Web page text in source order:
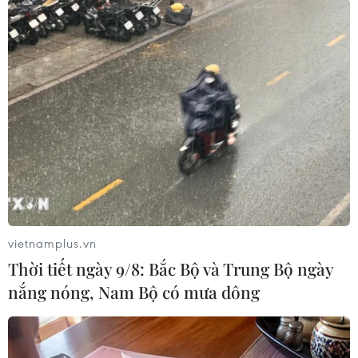
#bản tin thời sự
#tội phạm
#truy nã
#tội phạm hình sự
#hình sự #công an
#vụ án
#phạm pháp
#pháp luật #pháp đình
#xã hội
#an ninh xã hội
#chính trị #VietnamPlus
#Vietnam
#Plus
Afghanistan Trung Quốc
Theo dõi VietnamPlus
TIN LIÊN QUAN
vietnamplus.vn
Thời tiết ngày 9/8: Bắc Bộ và Trung Bộ ngày
nắng nóng, Nam Bộ có mưa dông